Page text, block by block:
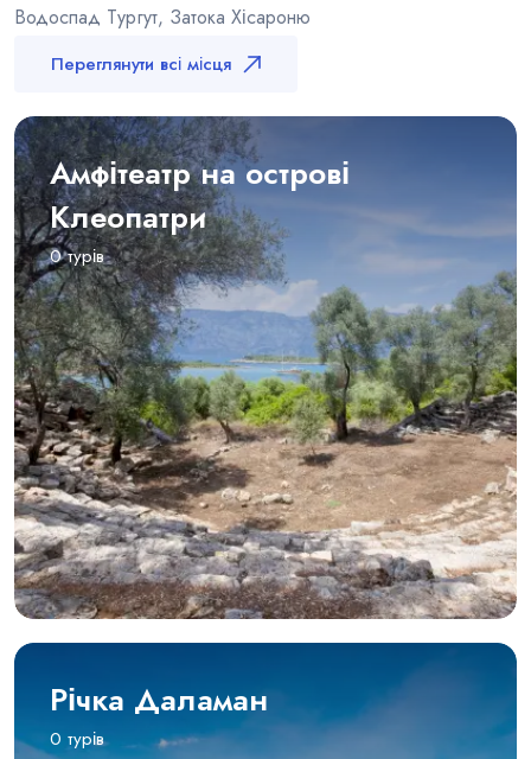
Водоспад Тургут, Затока Хісароню
Переглянути всі місця
Амфітеатр на острові
Клеопатри
0 турів
Річка Даламан
0 турів